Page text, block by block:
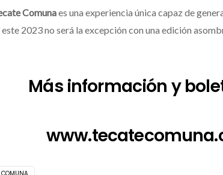
Comunaes una experiencia única capaz de
2023 no será la excepción con una edición
Más información y